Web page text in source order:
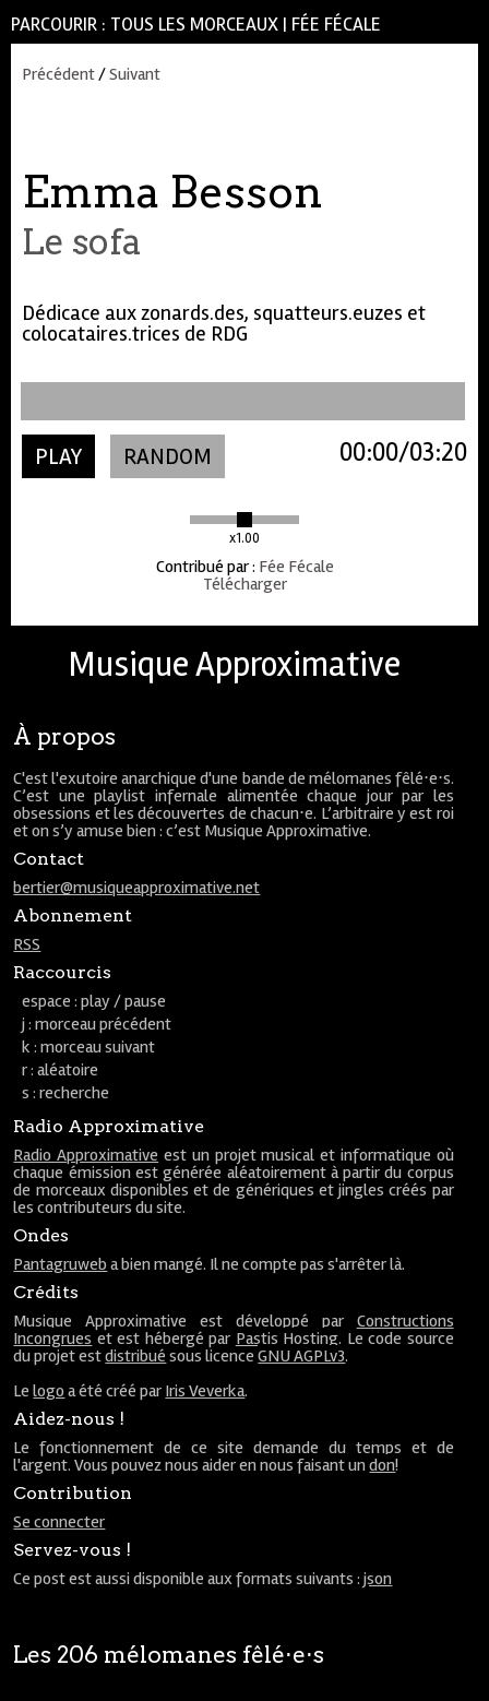
PARCOURIR : TOUS LES MORCEAUX | FÉE FÉCALE
Précédent/Suivant
Emma Besson
Le sofa
Dédicace aux zonards.des, squatteurs.euzes et
colocataires.trices de RDG
PLAY RANDOM
x1.00
03:20
00:00
Contribué par: Fée Fécale
Télécharger
Musique Approximative
À propos
C'est l'exutoire anarchique d'une bande de mélomanes fêlé⋅e⋅s.
C’est une playlist infernale alimentée chaque jour par les
obsessions et les découvertes de chacun⋅e. L’arbitraire y est roi
et on s’y amuse bien : c’est Musique Approximative.
Contact
bertier@musiqueapproximative.net
Abonnement
RSS
Raccourcis
espace : play / pause
j : morceau précédent
k : morceau suivant
r : aléatoire
s : recherche
Radio Approximative
Radio Approximative est un projet musical et informatique où
chaque émission est générée aléatoirement à partir du corpus
de morceaux disponibles et de génériques et jingles créés par
les contributeurs du site.
Ondes
Pantagruweb a bien mangé. Il ne compte pas s'arrêter là.
Crédits
Musique Approximative est développé par Constructions
Incongrues et est hébergé par Pastis Hosting. Le code source
du projet estdistribué sous licenceGNU AGPLv3.
Lelogo a été créé par Iris Veverka.
Aidez-nous !
Le fonctionnement de ce site demande du temps et de
l'argent. Vous pouvez nous aider en nous faisant undon!
Contribution
Se connecter
Servez-vous !
Ce post est aussi disponible aux formats suivants :json
Les 206 mélomanes fêlé⋅e⋅s